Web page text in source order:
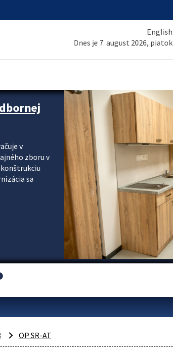
English
Dnes je 7. august 2026, piatok
v
zboru v
sa
OP SR-AT